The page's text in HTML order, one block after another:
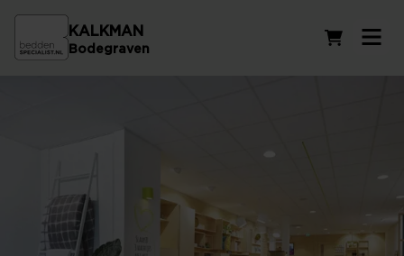
KALKMAN
Bodegraven